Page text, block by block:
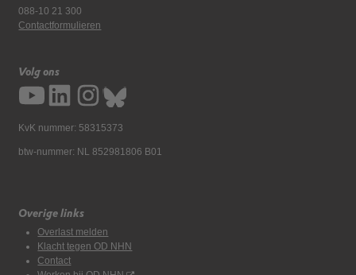
088-10 21 300
Contactformulieren
Volg ons
KvK nummer: 58315373
btw-nummer: NL 852981806 B01
Overige links
Overlast melden
Klacht tegen OD NHN
Contact